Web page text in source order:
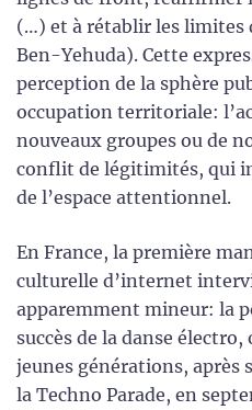
(…) et à rétablir les limites
Ben-Yehuda). Cette
perception de la sphère
occupation territoriale:
nouveaux groupes ou de
conflit de légitimités, qui
de l’espace attentionnel.
En France, la première
culturelle d’internet
apparemment mineur: la
succès de la danse
jeunes générations, après
la Techno Parade, en